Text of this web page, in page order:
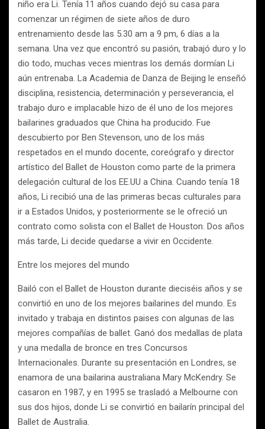
niño era Li. Tenía 11 años cuando dejó su casa para
comenzar un régimen de siete años de duro
entrenamiento desde las 5.30 am a 9 pm, 6 días a la
semana. Una vez que encontró su pasión, trabajó duro y lo
dio todo, muchas veces mientras los demás dormían Li
aún entrenaba. La Academia de Danza de Beijing le enseñó
disciplina, resistencia, determinación y perseverancia, el
trabajo duro e implacable hizo de él uno de los mejores
bailarines graduados que China ha producido. Fue
descubierto por Ben Stevenson, uno de los más
respetados en el mundo docente, coreógrafo y director
artístico del Ballet de Houston como parte de la primera
delegación cultural de los EE.UU a China. Cuando tenía 18
años, Li recibió una de las primeras becas culturales para
ir a Estados Unidos, y posteriormente se le ofreció un
contrato como solista con el Ballet de Houston. Dos años
más tarde, Li decide quedarse a vivir en Occidente.
Entre los mejores del mundo
Bailó con el Ballet de Houston durante dieciséis años y se
convirtió en uno de los mejores bailarines del mundo. Es
invitado y trabaja en distintos paises con algunas de las
mejores compañías de ballet. Ganó dos medallas de plata
y una medalla de bronce en tres Concursos
Internacionales. Durante su presentación en Londres, se
enamora de una bailarina australiana Mary McKendry. Se
casaron en 1987, y en 1995 se trasladó a Melbourne con
sus dos hijos, donde Li se convirtió en bailarín principal del
Ballet de Australia.